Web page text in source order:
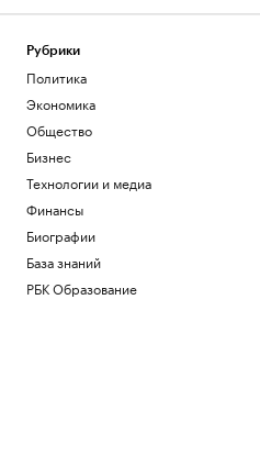
Рубрики
Политика
Экономика
Общество
Бизнес
Технологии и медиа
Финансы
Биографии
База знаний
РБК Образование